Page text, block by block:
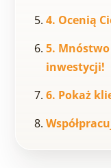
4. Ocenią
5.
inwestycji!
6. Pokaż